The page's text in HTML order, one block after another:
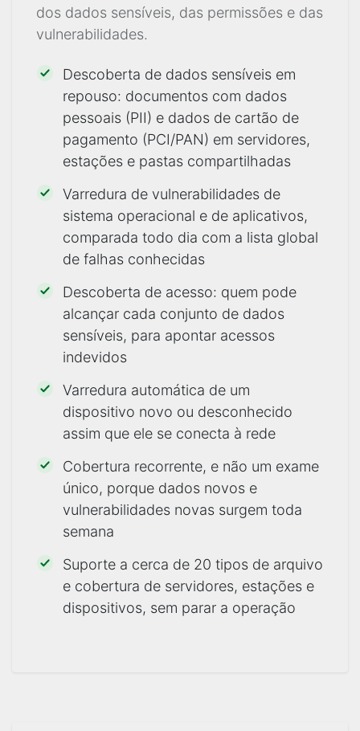
dos dados sensíveis, das permissões e das
vulnerabilidades.
Descoberta de dados sensíveis em
repouso: documentos com dados
pessoais (PII) e dados de cartão de
pagamento (PCI/PAN) em servidores,
estações e pastas compartilhadas
Varredura de vulnerabilidades de
sistema operacional e de aplicativos,
comparada todo dia com a lista global
de falhas conhecidas
Descoberta de acesso: quem pode
alcançar cada conjunto de dados
sensíveis, para apontar acessos
indevidos
Varredura automática de um
dispositivo novo ou desconhecido
assim que ele se conecta à rede
Cobertura recorrente, e não um exame
único, porque dados novos e
vulnerabilidades novas surgem toda
semana
Suporte a cerca de 20 tipos de arquivo
e cobertura de servidores, estações e
dispositivos, sem parar a operação